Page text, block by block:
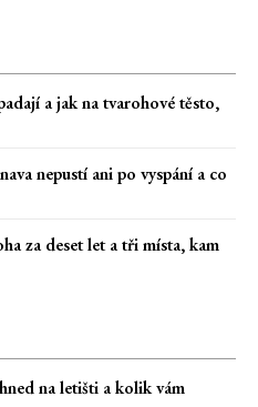
a jak na tvarohové těsto,
nepustí ani po vyspání a co
za deset let a tři místa, kam
na letišti a kolik vám